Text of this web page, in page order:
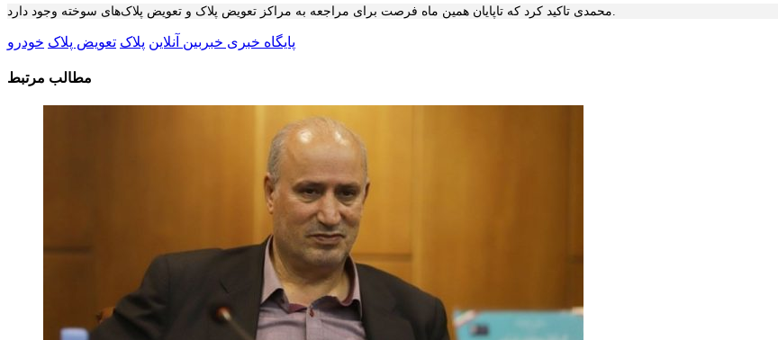
پایگاه خبری خبربین آنلاین پلاک تعویض پلاک خودرو
مطالب مرتبط